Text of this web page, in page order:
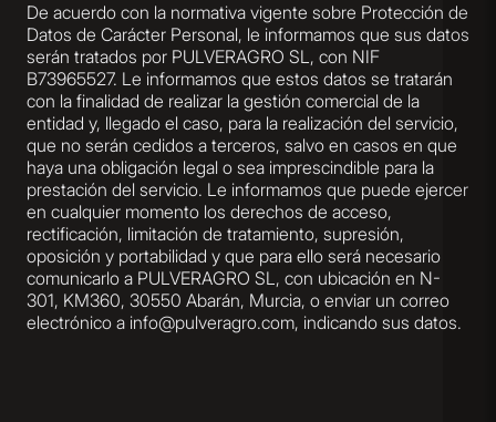
De acuerdo con la normativa vigente sobre Protección de
Datos de Carácter Personal, le informamos que sus datos
serán tratados por PULVERAGRO SL, con NIF
B73965527. Le informamos que estos datos se tratarán
con la finalidad de realizar la gestión comercial de la
entidad y, llegado el caso, para la realización del servicio,
que no serán cedidos a terceros, salvo en casos en que
haya una obligación legal o sea imprescindible para la
prestación del servicio. Le informamos que puede ejercer
en cualquier momento los derechos de acceso,
rectificación, limitación de tratamiento, supresión,
oposición y portabilidad y que para ello será necesario
comunicarlo a PULVERAGRO SL, con ubicación en N-
301, KM360, 30550 Abarán, Murcia, o enviar un correo
electrónico a info@pulveragro.com, indicando sus datos.